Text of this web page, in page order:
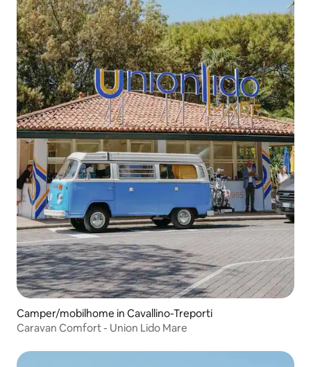
Camper/mobilhome in Cavallino-Treporti
Caravan Comfort - Union Lido Mare